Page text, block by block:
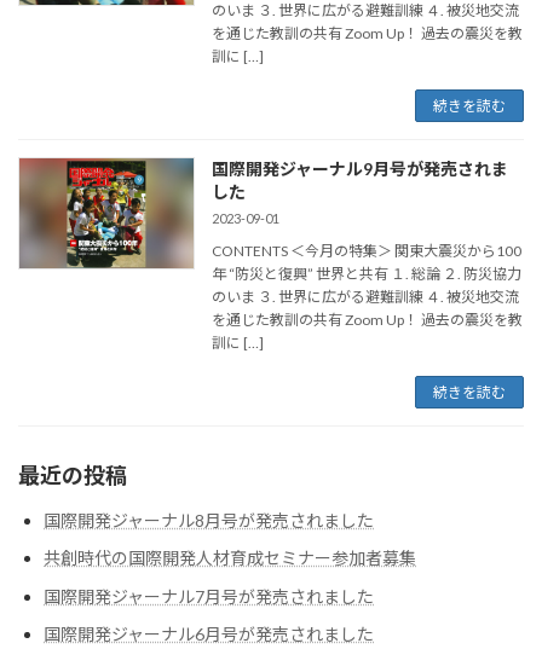
のいま ３. 世界に広がる避難訓練 ４. 被災地交流
を通じた教訓の共有 Zoom Up！ 過去の震災を教
訓に […]
続きを読む
国際開発ジャーナル9月号が発売されま
した
2023-09-01
CONTENTS ＜今月の特集＞ 関東大震災から100
年 “防災と復興” 世界と共有 １. 総論 ２. 防災協力
のいま ３. 世界に広がる避難訓練 ４. 被災地交流
を通じた教訓の共有 Zoom Up！ 過去の震災を教
訓に […]
続きを読む
最近の投稿
国際開発ジャーナル8月号が発売されました
共創時代の国際開発人材育成セミナー参加者募集
国際開発ジャーナル7月号が発売されました
国際開発ジャーナル6月号が発売されました